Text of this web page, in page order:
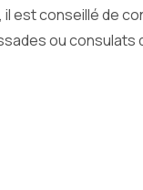
est conseillé de
ou consulats